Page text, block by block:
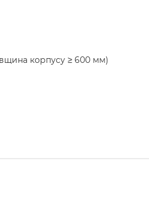
корпусу ≥ 600 мм)